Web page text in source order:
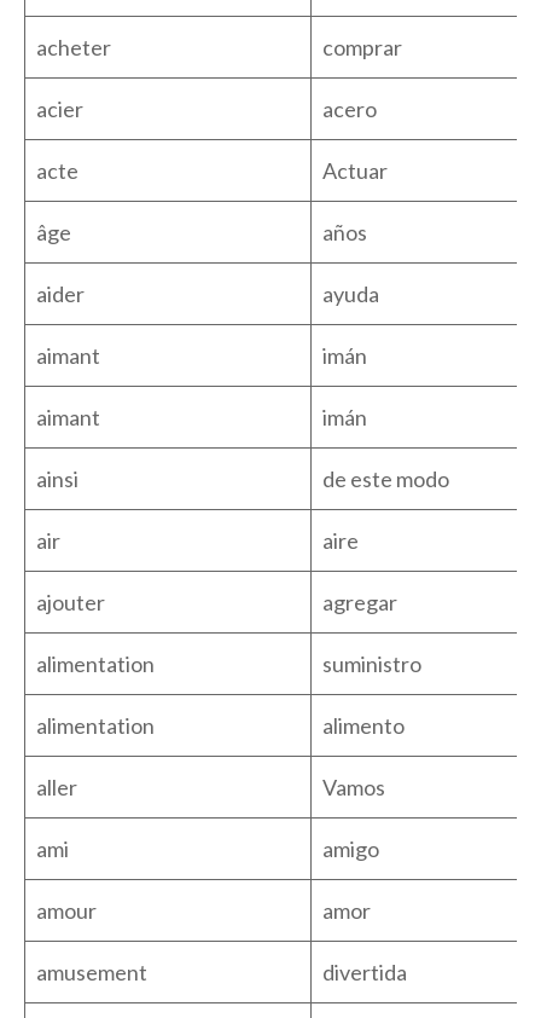
acheter comprar
acier acero
acte Actuar
âge años
aider ayuda
aimant imán
aimant imán
ainsi de este modo
air aire
ajouter agregar
alimentation suministro
alimentation alimento
aller Vamos
ami amigo
amour amor
amusement divertida